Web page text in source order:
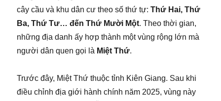
cây cầu và khu dân cư theo số thứ tự:Thứ Hai, Thứ
Ba, Thứ Tư… đến Thứ Mười Một. Theo thời gian,
những địa danh ấy hợp thành một vùng rộng lớn mà
người dân quen gọi là Miệt Thứ.
Trước đây, Miệt Thứ thuộc tỉnh Kiên Giang. Sau khi
điều chỉnh địa giới hành chính năm 2025, vùng này